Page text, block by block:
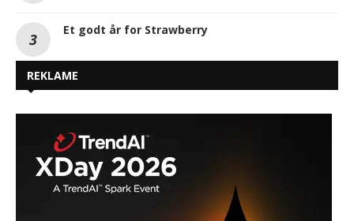
Et godt år for Strawberry
REKLAME